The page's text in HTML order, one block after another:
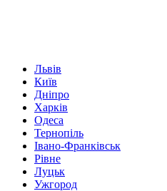
Львів
Київ
Дніпро
Харків
Одеса
Тернопіль
Івано-Франківськ
Рівне
Луцьк
Ужгород